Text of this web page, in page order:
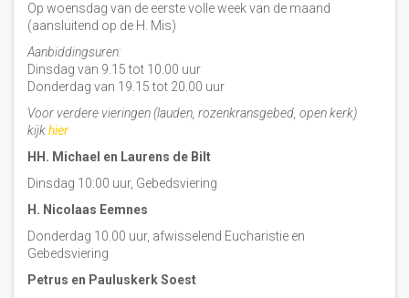
Op woensdag van de eerste volle week van de maand
(aansluitend op de H. Mis)
Aanbiddingsuren:
Dinsdag van 9.15 tot 10.00 uur
Donderdag van 19.15 tot 20.00 uur
Voor verdere vieringen (lauden, rozenkransgebed, open kerk)
kijkhier
HH. Michael en Laurens de Bilt
Dinsdag 10:00 uur, Gebedsviering
H. Nicolaas Eemnes
Donderdag 10.00 uur, afwisselend Eucharistie en
Gebedsviering
Petrus en Pauluskerk Soest